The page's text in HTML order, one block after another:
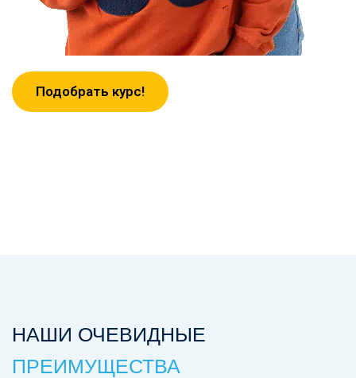
Подобрать курс!
НАШИ ОЧЕВИДНЫЕ
ПРЕИМУЩЕСТВА